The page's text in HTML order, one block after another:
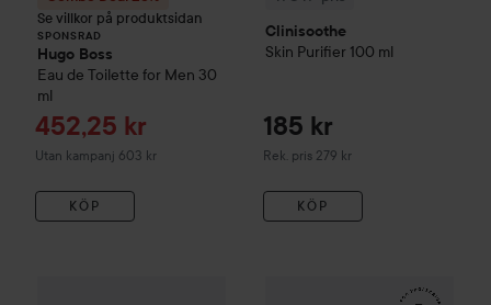
Se villkor på produktsidan
SPONSRAD
Hugo Boss
Eau de Toilette for Men 30
ml
Reapris
452,25 kr
Utan kampanj 603 kr
KÖP
Clinisoothe
Skin Purifier 100 ml
185 kr
Rek. pris 279 kr
Rekommenderat pris 279 kr
KÖP
Serum Anti-Chute Fortifiant
RefectoCilEyelash